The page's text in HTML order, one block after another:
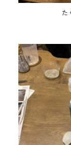
た